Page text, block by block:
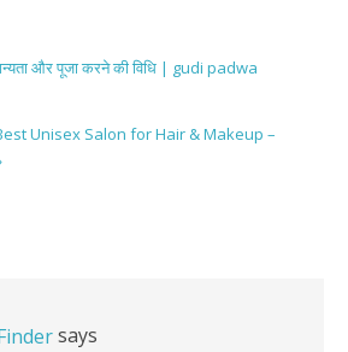
और पूजा करने की विधि | gudi padwa
Unisex Salon for Hair & Makeup –
says